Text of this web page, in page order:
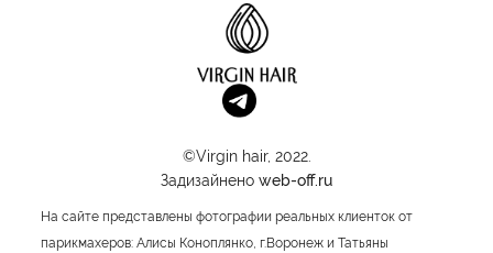
©Virgin hair, 2022.
Задизайнено web-off.ru
На сайте представлены фотографии реальных клиенток от
парикмахеров: Алисы Коноплянко, г.Воронеж и Татьяны